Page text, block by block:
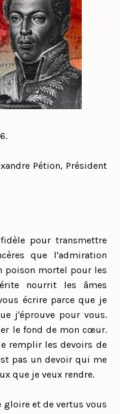
Pétion, Président
pour transmettre
que l'admiration
poison mortel pour les
nourrit les âmes
écrire parce que je
j'éprouve pour vous.
le fond de mon cœur.
remplir les devoirs de
pas un devoir qui me
que je veux rendre.
gloire et de vertus vous